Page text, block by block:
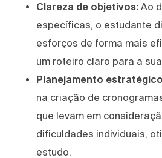
Clareza de objetivos: Ao
específicas, o estudante
esforços de forma mais
um roteiro claro para a
Planejamento
na criação de
que levam em
dificuldades individuais,
estudo.